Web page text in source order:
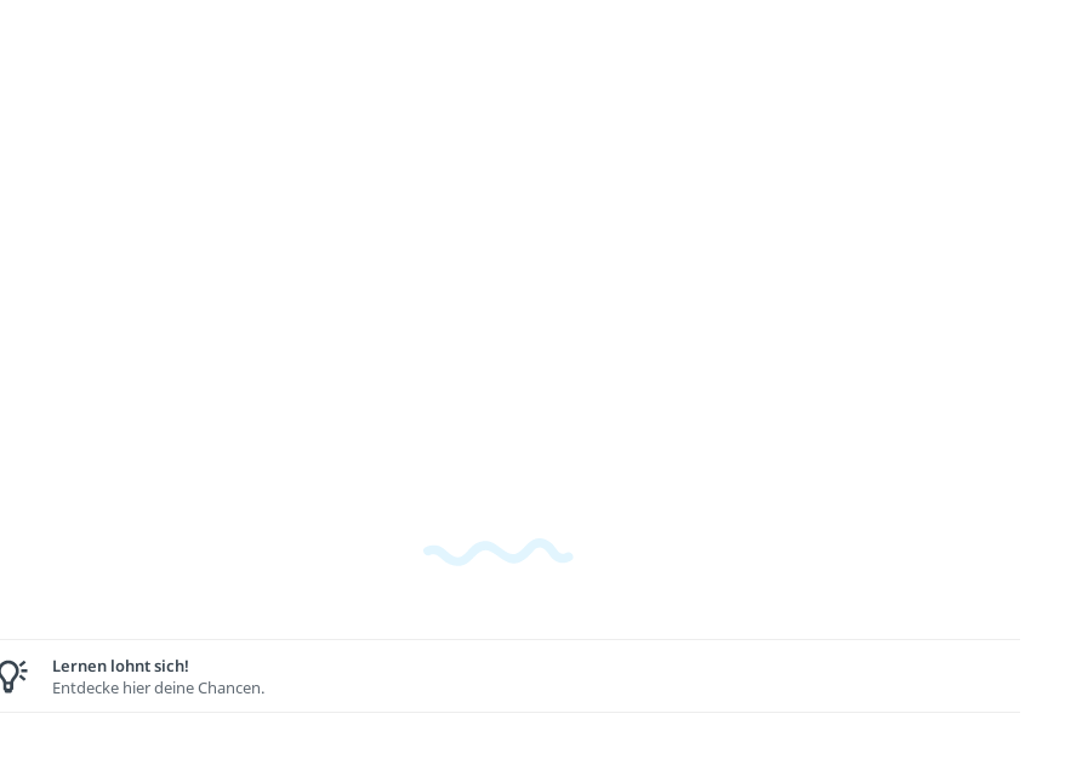
Lernen lohnt sich!
Entdecke hier deine Chancen.